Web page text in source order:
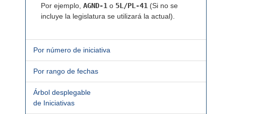
Por ejemplo, AGND-1 o 5L/PL-41 (Si no se
incluye la legislatura se utilizará la actual).
Por número de iniciativa
Por rango de fechas
Árbol desplegable
de Iniciativas